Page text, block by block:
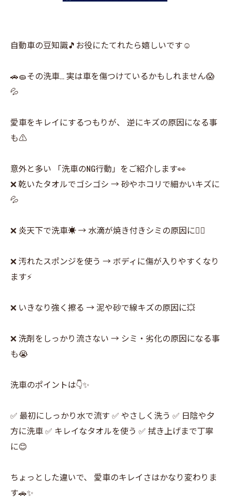
自動車の豆知識🎵お役にたてれたら嬉しいです☺
🚗🧽その洗車… 実は車を傷つけているかもしれません😱
💦
愛車をキレイにするつもりが、 逆にキズの原因になる事
も⚠️
意外と多い 「洗車のNG行動」をご紹介します👀
❌ 乾いたタオルでゴシゴシ → 砂やホコリで細かいキズに
💦
❌ 炎天下で洗車☀️ → 水滴が焼き付きシミの原因に😵‍💫
❌ 汚れたスポンジを使う → ボディに傷が入りやすくなり
ます⚡
❌ いきなり強く擦る → 泥や砂で線キズの原因に💥
❌ 洗剤をしっかり流さない → シミ・劣化の原因になる事
も😭
洗車のポイントは👇✨
✅ 最初にしっかり水で流す ✅ やさしく洗う ✅ 日陰や夕
方に洗車 ✅ キレイなタオルを使う ✅ 拭き上げまで丁寧
に😊
ちょっとした違いで、 愛車のキレイさはかなり変わりま
す🚗✨